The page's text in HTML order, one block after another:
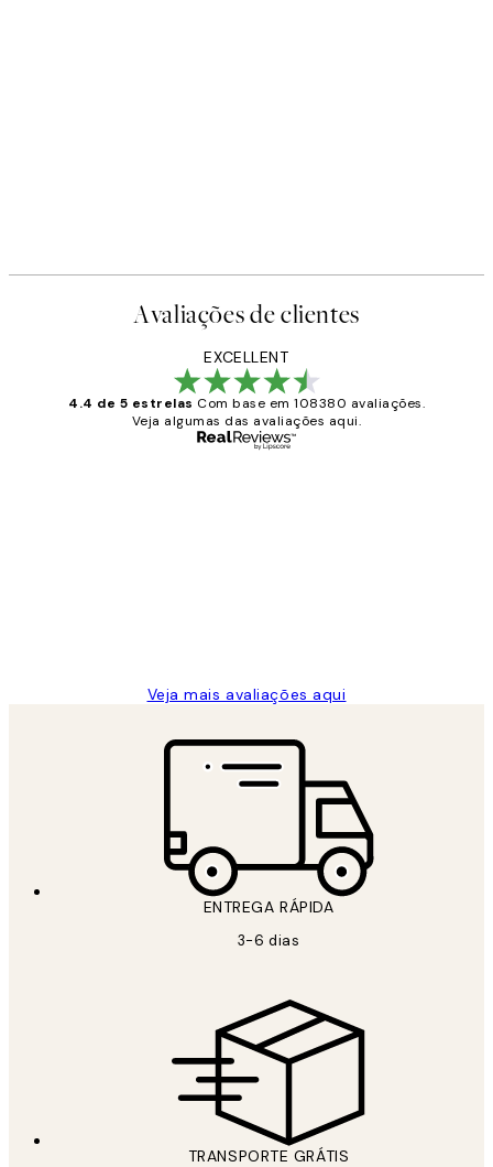
Avaliações de clientes
EXCELLENT
4.4 de 5 estrelas Com base em 108380 avaliações.
Veja algumas das avaliações aqui.
Veja mais avaliações aqui
ENTREGA RÁPIDA
3-6 dias
TRANSPORTE GRÁTIS